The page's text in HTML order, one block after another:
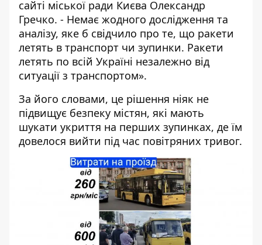
сайті міської ради Києва Олександр
Гречко. - Немає жодного дослідження та
аналізу, яке б свідчило про те, що ракети
летять в транспорт чи зупинки. Ракети
летять по всій Україні незалежно від
ситуації з транспортом».
За його словами, це рішення ніяк не
підвищує безпеку містян, які мають
шукати укриття на перших зупинках, де їм
довелося вийти під час повітряних тривог.